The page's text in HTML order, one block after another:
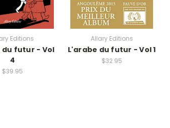
Editions
du futur - Vol
4
$39.95
Allary Editions
L'arabe du futur - Vol 1
$32.95